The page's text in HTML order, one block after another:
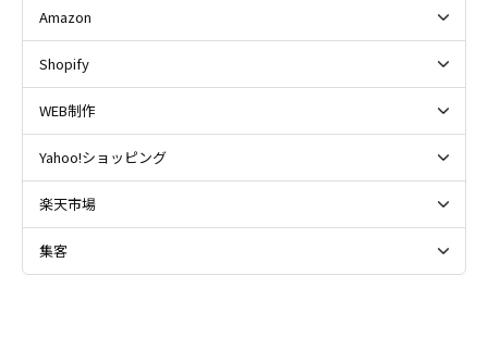
Amazon
Shopify
WEB制作
Yahoo!ショッピング
楽天市場
集客